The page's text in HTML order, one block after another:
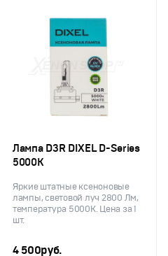
Лампа D3R DIXEL D-Series
5000K
Яркие штатные ксеноновые
лампы, световой луч 2800 Лм,
температура 5000K. Цена за 1
шт.
4 500руб.